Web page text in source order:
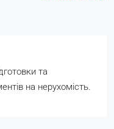
та
на нерухомість.